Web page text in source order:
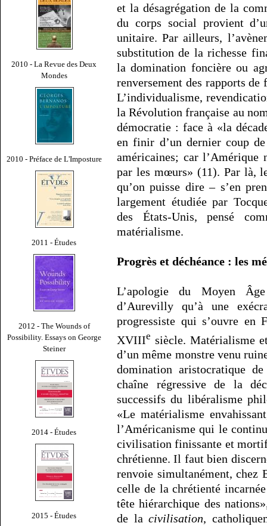
2010 - La Revue des Deux
Mondes
2010 - Préface de L'Imposture
2011 - Études
2012 - The Wounds of
Possibility. Essays on George
Steiner
2014 - Études
2015 - Études
et la désagrégation de la
du corps social provient
unitaire. Par ailleurs,
substitution de la richesse
la domination foncière ou
renversement des rapports
L’individualisme,
la Révolution française au
démocratie : face à «la
en finir d’un dernier coup
américaines; car l’Amérique
par les mœurs» (11). Par là,
qu’on puisse dire – s’en
largement étudiée par
des États-Unis, pensé
matérialisme.
Progrès et déchéance : les
L’apologie du Moyen
d’Aurevilly qu’à une
progressiste qui s’ouvre en
XVIIIe siècle. Matérialisme
d’un même monstre venu
domination aristocratique
chaîne régressive de la
successifs du libéralisme
«Le matérialisme
l’Américanisme qui le
civilisation finissante et
chrétienne. Il faut bien
renvoie simultanément,
celle de la chrétienté
tête hiérarchique des
de lacivilisation,